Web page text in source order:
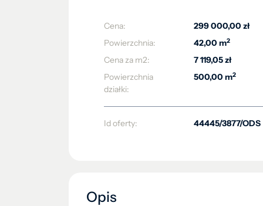
Cena:
299 000,00 zł
Powierzchnia:
42,00 m2
Cena za m2:
7 119,05 zł
Powierzchnia
działki:
500,00 m2
Id oferty: 44445/3877/ODS
Opis